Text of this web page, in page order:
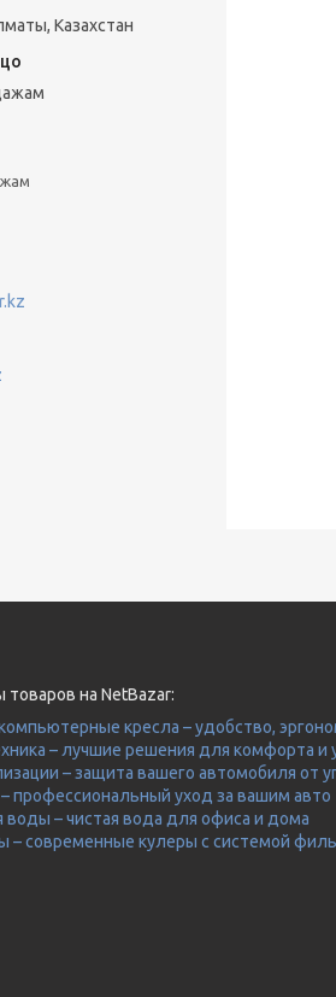
Казахстан
на NetBazar:
кресла – удобство,
– лучшие решения для комфорта и
– защита вашего автомобиля от
профессиональный уход за вашим авто
воды – чистая вода для офиса и дома
– современные кулеры с системой